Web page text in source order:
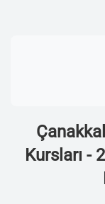
Kursları -